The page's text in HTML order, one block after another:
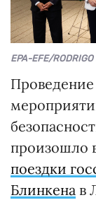
EPA-EFE/RODRIGO
произошло
поездки
Блинкена в